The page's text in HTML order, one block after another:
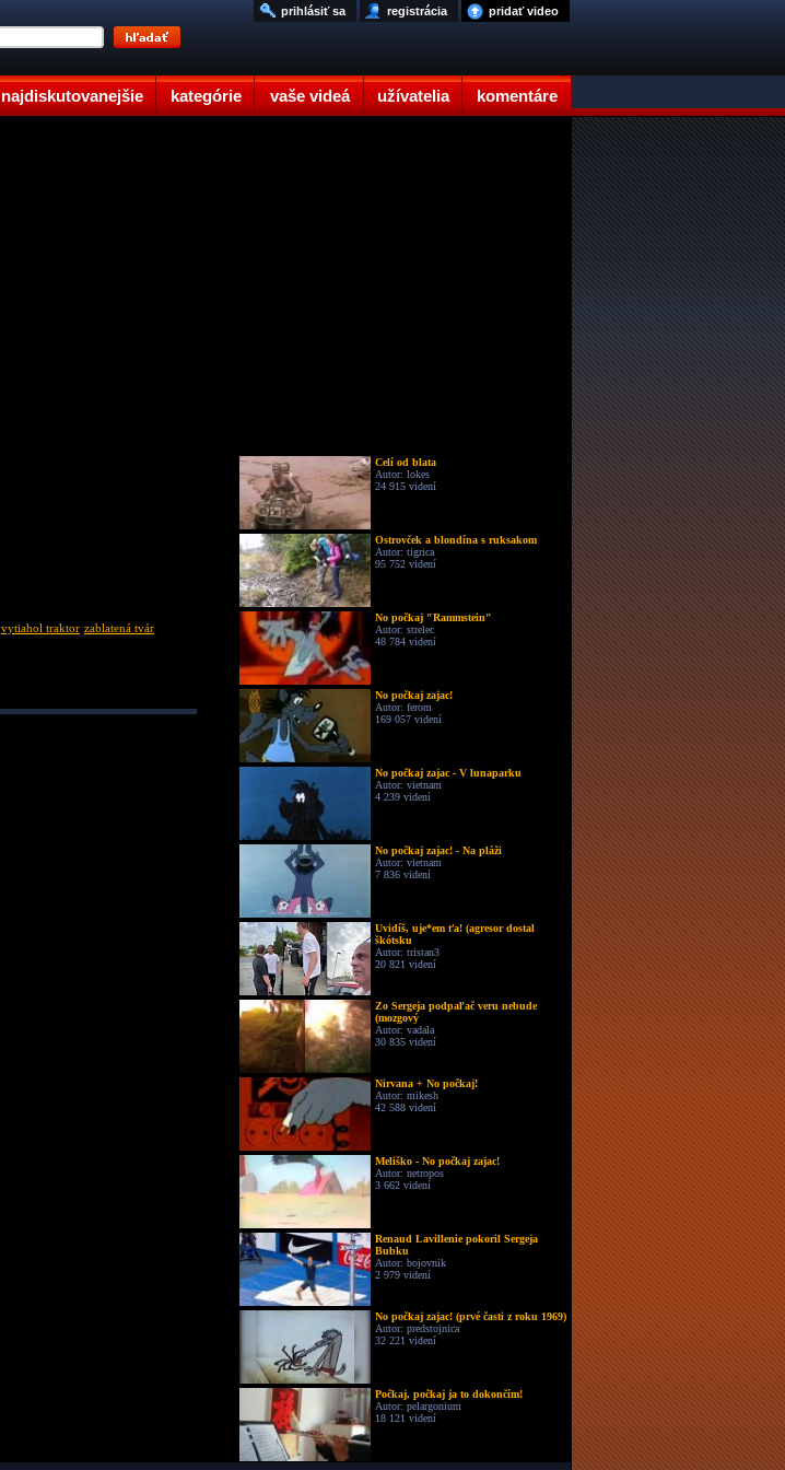
najdiskutovanejšie kategórie vaše videá užívatelia komentáre
pridať video
registrácia
prihlásiť sa
vytiahol traktor zablatená tvár
Celí od blata
Autor: lokes
24 915 videní
Ostrovček a blondína s ruksakom
Autor: tigrica
95 752 videní
No počkaj "Rammstein"
Autor: strelec
48 784 videní
No počkaj zajac!
Autor: ferom
169 057 videní
No počkaj zajac - V lunaparku
Autor: vietnam
4 239 videní
No počkaj zajac! - Na pláži
Autor: vietnam
7 836 videní
Uvidíš, uje*em ťa! (agresor dostal
škótsku
Autor: tristan3
20 821 videní
Zo Sergeja podpaľač veru nebude
(mozgový
Autor: vadala
30 835 videní
Nirvana + No počkaj!
Autor: mikesh
42 588 videní
Meliško - No počkaj zajac!
Autor: netropos
3 662 videní
Renaud Lavillenie pokoril Sergeja
Bubku
Autor: bojovnik
2 979 videní
No počkaj zajac! (prvé časti z roku 1969)
Autor: predstojnica
32 221 videní
Počkaj, počkaj ja to dokončím!
Autor: pelargonium
18 121 videní